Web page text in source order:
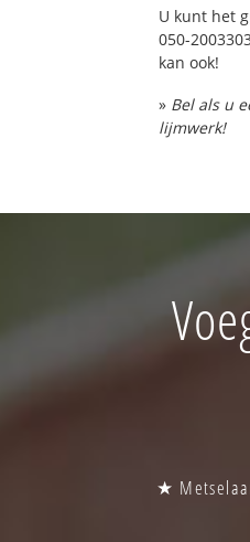
U kunt het
050-
kan ook!
» Bel als u
lijmwerk!
★